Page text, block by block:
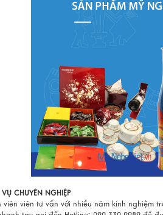
VỤ CHUYÊN NGHIỆP
viên viên tư vấn với nhiều năm kinh nghiệm